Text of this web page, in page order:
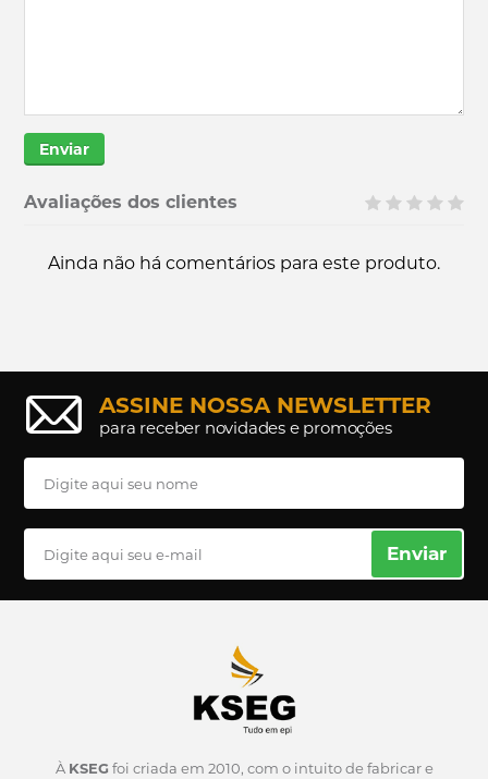
Enviar
Avaliações dos clientes
Ainda não há comentários para este produto.
ASSINE NOSSA NEWSLETTER
para receber novidades e promoções
Enviar
À KSEG foi criada em 2010, com o intuito de fabricar e